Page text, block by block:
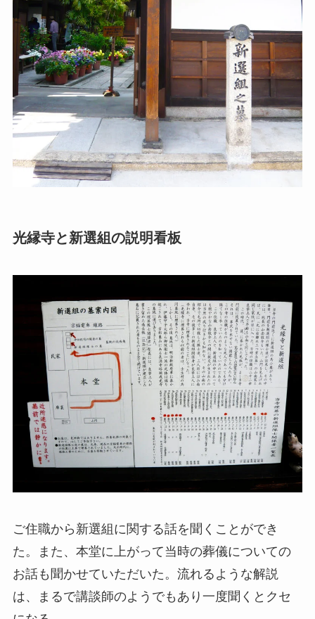
光縁寺と新選組の説明看板
ご住職から新選組に関する話を聞くことができ
た。また、本堂に上がって当時の葬儀についての
お話も聞かせていただいた。流れるような解説
は、まるで講談師のようでもあり一度聞くとクセ